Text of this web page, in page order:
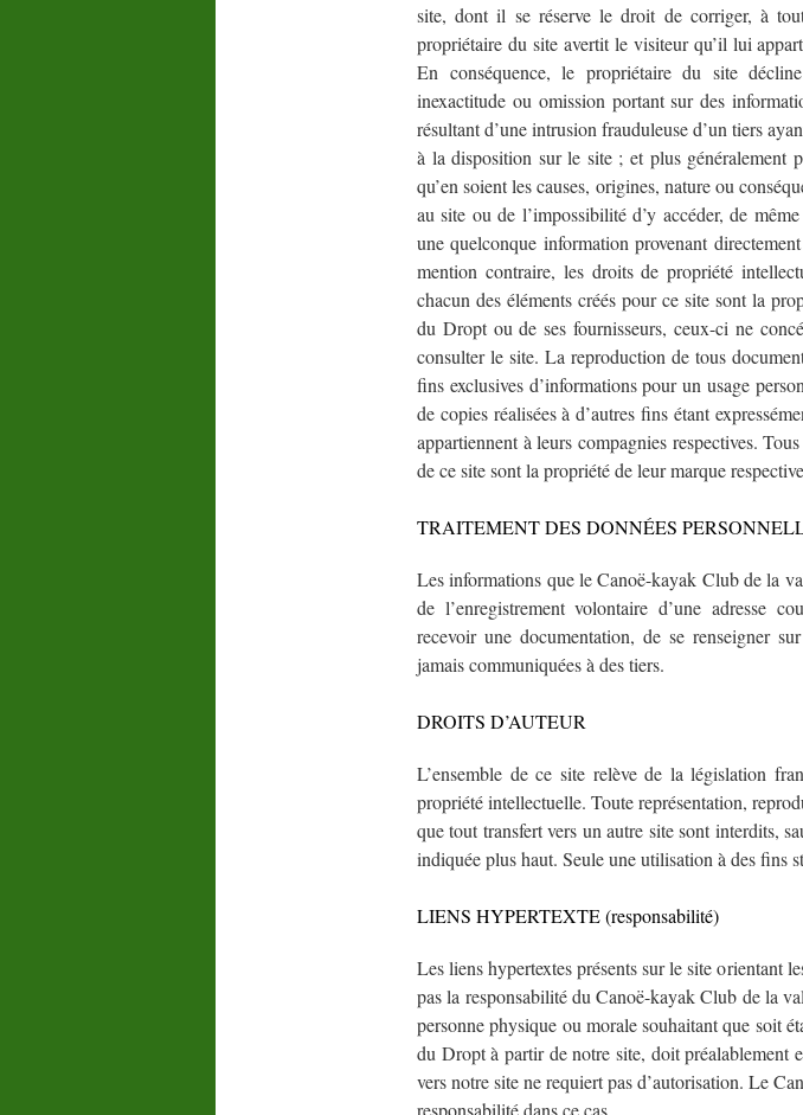
site, dont il se réserve le droit de corriger, à
propriétaire du site avertit le visiteur qu’il lui
En conséquence, le propriétaire du site
inexactitude ou omission portant sur des
résultant d’une intrusion frauduleuse d’un tiers
à la disposition sur le site ; et plus généralement
qu’en soient les causes, origines, nature ou
au site ou de l’impossibilité d’y accéder, de
une quelconque information provenant
mention contraire, les droits de propriété
chacun des éléments créés pour ce site sont la
du Dropt ou de ses fournisseurs, ceux-ci ne
consulter le site. La reproduction de tous
fins exclusives d’informations pour un usage
de copies réalisées à d’autres fins étant
appartiennent à leurs compagnies respectives.
de ce site sont la propriété de leur marque
TRAITEMENT DES DONNÉES
Les informations que le Canoë-kayak Club de la
de l’enregistrement volontaire d’une adresse
recevoir une documentation, de se renseigner
jamais communiquées à des tiers.
DROITS D’AUTEUR
L’ensemble de ce site relève de la législation
propriété intellectuelle. Toute représentation,
que tout transfert vers un autre site sont interdits,
indiquée plus haut. Seule une utilisation à des fins
LIENS HYPERTEXTE (responsabilité)
Les liens hypertextes présents sur le site orientant
pas la responsabilité du Canoë-kayak Club de la
personne physique ou morale souhaitant que soit
du Dropt à partir de notre site, doit préalablement
vers notre site ne requiert pas d’autorisation. Le
responsabilité dans ce cas.